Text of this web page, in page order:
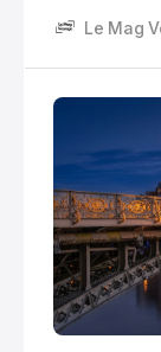
surnommée
dynamique
Le Mag